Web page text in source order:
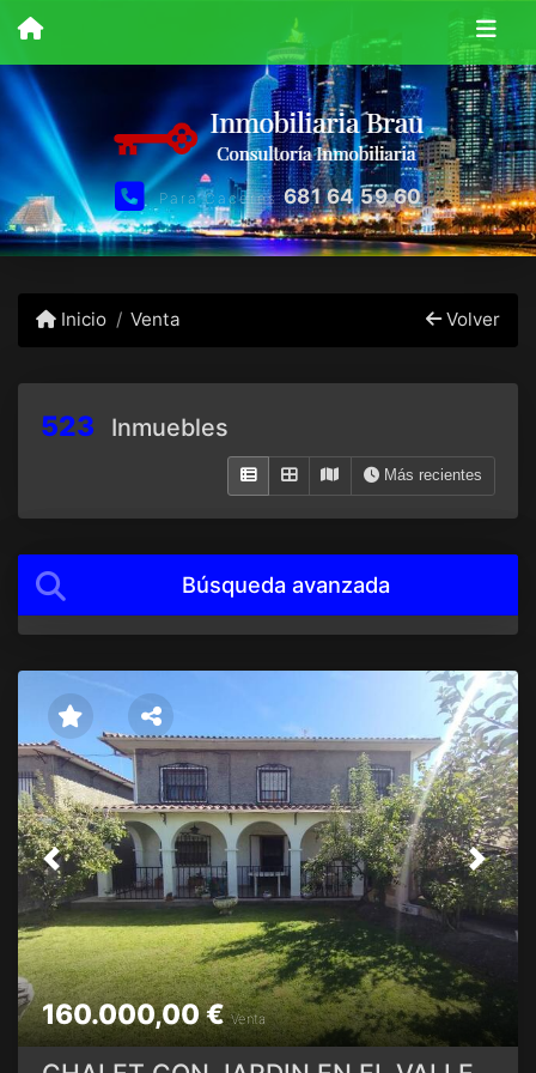
Para Caceres681 64 59 60
Inicio Venta Volver
523 Inmuebles
Más recientes
Búsqueda avanzada
Previous Next
160.000,00 €Venta